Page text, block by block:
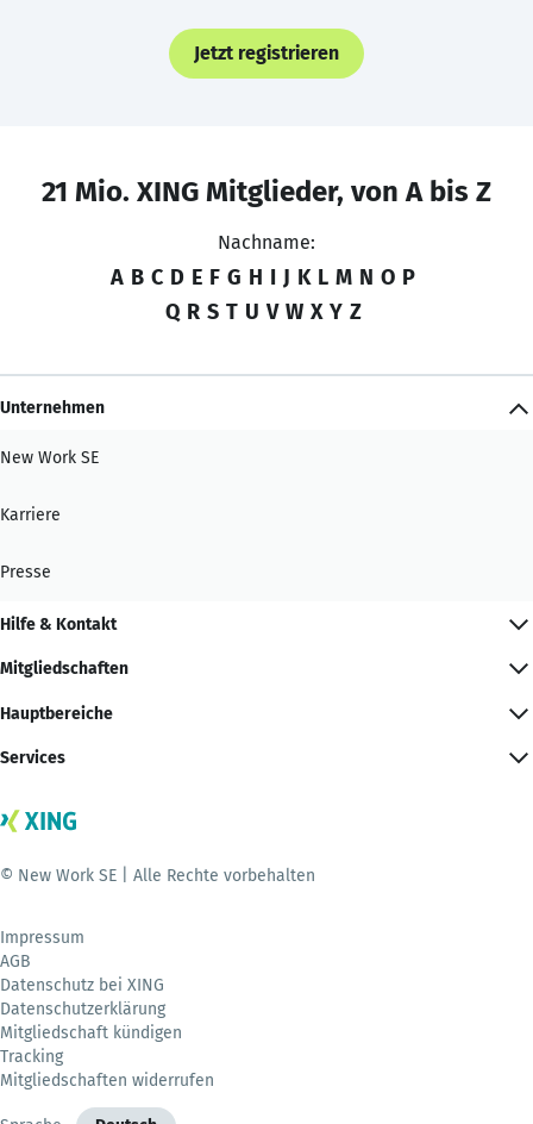
Jetzt registrieren
21 Mio. XING Mitglieder, von A bis Z
Nachname:
A B C D E F G H I J K L M N O P
Q R S T U V W X Y Z
Unternehmen
New Work SE
Karriere
Presse
Hilfe & Kontakt
Mitgliedschaften
Hauptbereiche
Services
© New Work SE | Alle Rechte vorbehalten
Impressum
AGB
Datenschutz bei XING
Datenschutzerklärung
Mitgliedschaft kündigen
Tracking
Mitgliedschaften widerrufen